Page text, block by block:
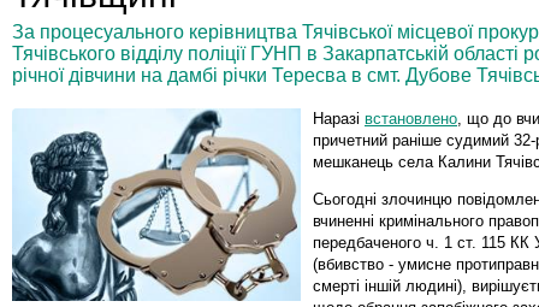
За процесуального керівництва Тячівської місцевої
Тячівського відділу поліції ГУНП в Закарпатській
річної дівчини на дамбі річки Тересва в смт. Дубове
Наразі встановлено , що до
причетний раніше судимий 32-
мешканець села Калини
Сьогодні злочинцю
вчиненні кримінального
передбаченого ч. 1 ст. 115 КК
(вбивство - умисне
смерті іншій людині),